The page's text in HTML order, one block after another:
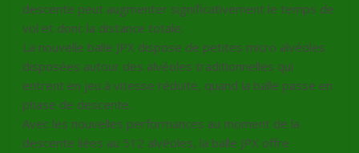
descente peut augmenter significativement le temps de
vol et donc la distance totale.
La nouvelle balle JPX dispose de petites micro alvéoles
disposées autour des alvéoles traditionnelles qui
entrent en jeu à vitesse réduite, quand la balle passe en
phase de descente.
Avec les nouvelles performances au moment de la
descente liées au 512 alvéoles, la balle JPX offre